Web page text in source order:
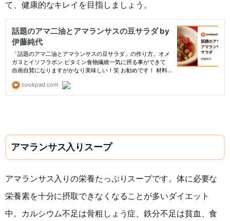
て、健康的なキレイを目指しましょう。
アマランサス入りスープ
アマランサス入りの栄養たっぷりスープです。体に必要な
栄養素を十分に摂取できなくなることが多いダイエット
中。カルシウム不足は骨粗しょう症、鉄分不足は貧血、食